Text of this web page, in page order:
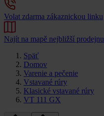
Volat zdarma zákaznickou linku
Najít na mapě nejbližší prodejnu
Späť
Domov
Varenie a pečenie
Vstavané rúry
Klasické vstavané rúry
VT 111 GX